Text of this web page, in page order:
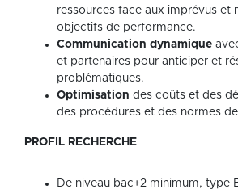
ressources face aux imprévus et
objectifs de performance.
Communication dynamique
et partenaires pour anticiper et
problématiques.
Optimisation des coûts et des
des procédures et des normes
PROFIL RECHERCHE
De niveau bac+2 minimum, type